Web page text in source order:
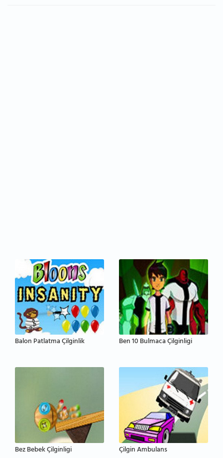
Balon Patlatma Çilginlik Ben 10 Bulmaca Çilginligi
Bez Bebek Çilginligi Çilgin Ambulans